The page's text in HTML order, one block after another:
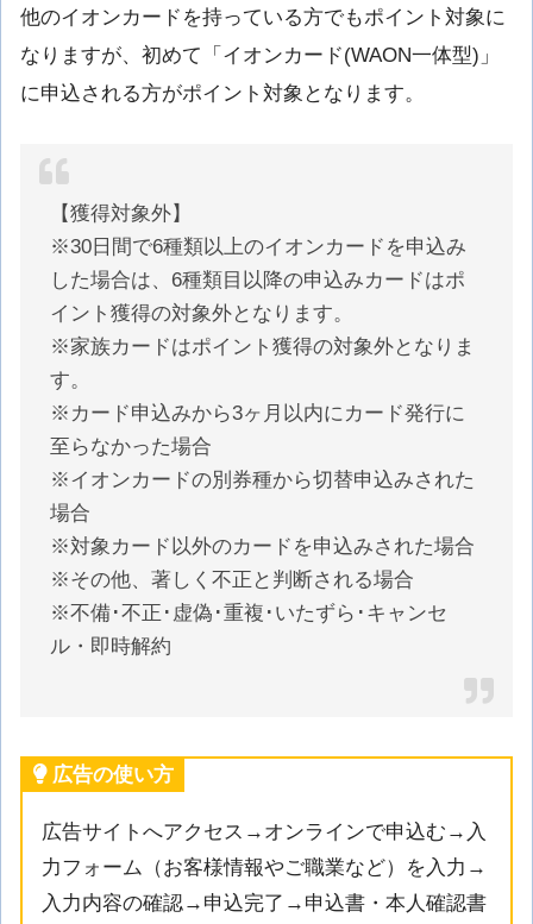
他のイオンカードを持っている方でもポイント対象に
なりますが、初めて「イオンカード(WAON一体型)」
に申込される方がポイント対象となります。
【獲得対象外】
※30日間で6種類以上のイオンカードを申込み
した場合は、6種類目以降の申込みカードはポ
イント獲得の対象外となります。
※家族カードはポイント獲得の対象外となりま
す。
※カード申込みから3ヶ月以内にカード発行に
至らなかった場合
※イオンカードの別券種から切替申込みされた
場合
※対象カード以外のカードを申込みされた場合
※その他、著しく不正と判断される場合
※不備･不正･虚偽･重複･いたずら･キャンセ
ル・即時解約
広告の使い方
広告サイトへアクセス→オンラインで申込む→入
力フォーム（お客様情報やご職業など）を入力→
入力内容の確認→申込完了→申込書・本人確認書